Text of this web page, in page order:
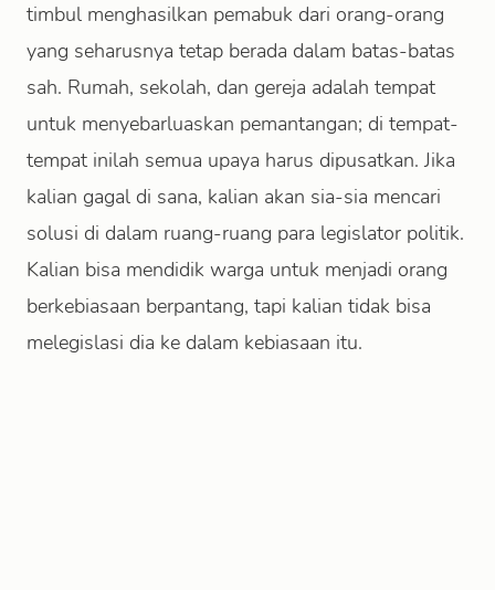
timbul menghasilkan pemabuk dari orang-orang
yang seharusnya tetap berada dalam batas-batas
sah. Rumah, sekolah, dan gereja adalah tempat
untuk menyebarluaskan pemantangan; di tempat-
tempat inilah semua upaya harus dipusatkan. Jika
kalian gagal di sana, kalian akan sia-sia mencari
solusi di dalam ruang-ruang para legislator politik.
Kalian bisa mendidik warga untuk menjadi orang
berkebiasaan berpantang, tapi kalian tidak bisa
melegislasi dia ke dalam kebiasaan itu.